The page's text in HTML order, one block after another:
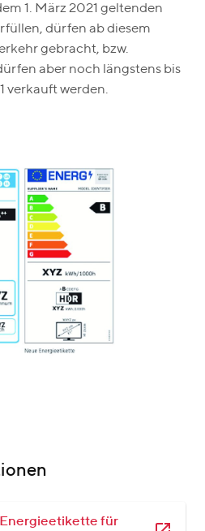
1. März 2021 geltenden
dürfen ab diesem
gebracht, bzw.
aber noch längstens bis
verkauft werden.
für